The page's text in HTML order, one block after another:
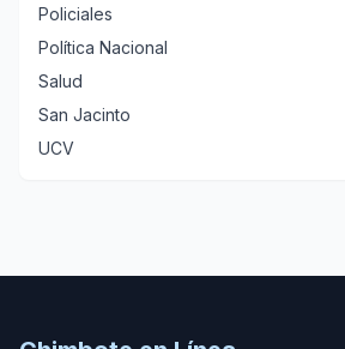
Policiales
Política Nacional
Salud
San Jacinto
UCV